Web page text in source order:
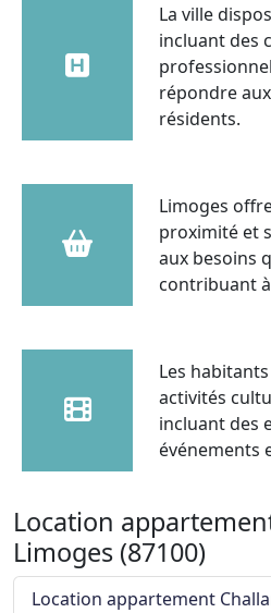
La ville
incluant des
répondre
résidents.
Limoges
proximité et
aux besoins
contribuant
Les
activités
incluant des
événements
Location
Limoges (87100)
Location appartement